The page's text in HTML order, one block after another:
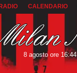
CALENDARIO
8 agosto ore 16:44